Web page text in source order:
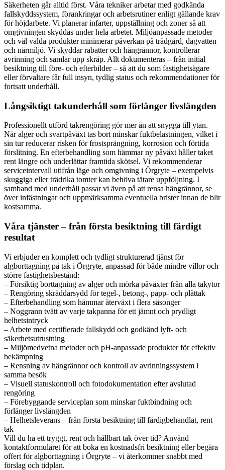
Säkerheten går alltid först. Våra tekniker arbetar med godkända
fallskyddssystem, förankringar och arbetsrutiner enligt gällande krav
för höjdarbete. Vi planerar infarter, uppställning och zoner så att
omgivningen skyddas under hela arbetet. Miljöanpassade metoder
och väl valda produkter minimerar påverkan på trädgård, dagvatten
och närmiljö. Vi skyddar rabatter och hängrännor, kontrollerar
avrinning och samlar upp skräp. Allt dokumenteras – från initial
besiktning till före- och efterbilder – så att du som fastighetsägare
eller förvaltare får full insyn, tydlig status och rekommendationer för
fortsatt underhåll.
Långsiktigt takunderhåll som förlänger livslängden
Professionellt utförd takrengöring gör mer än att snygga till ytan.
När alger och svartpåväxt tas bort minskar fuktbelastningen, vilket i
sin tur reducerar risken för frostsprängning, korrosion och förtida
förslitning. En efterbehandling som hämmar ny påväxt håller taket
rent längre och underlättar framtida skötsel. Vi rekommenderar
serviceintervall utifrån läge och omgivning i Örgryte – exempelvis
skuggiga eller trädrika tomter kan behöva tätare uppföljning. I
samband med underhåll passar vi även på att rensa hängrännor, se
över infästningar och uppmärksamma eventuella brister innan de blir
kostsamma.
Våra tjänster – från första besiktning till färdigt
resultat
Vi erbjuder en komplett och tydligt strukturerad tjänst för
algborttagning på tak i Örgryte, anpassad för både mindre villor och
större fastighetsbestånd:
– Försiktig borttagning av alger och mörka påväxter från alla takytor
– Rengöring skräddarsydd för tegel-, betong-, papp- och plåttak
– Efterbehandling som hämmar återväxt i flera säsonger
– Noggrann tvätt av varje takpanna för ett jämnt och prydligt
helhetsintryck
– Arbete med certifierade fallskydd och godkänd lyft- och
säkerhetsutrustning
– Miljömedvetna metoder och pH-anpassade produkter för effektiv
bekämpning
– Rensning av hängrännor och kontroll av avrinningssystem i
samma besök
– Visuell statuskontroll och fotodokumentation efter avslutad
rengöring
– Förebyggande serviceplan som minskar fuktbindning och
förlänger livslängden
– Helhetsleverans – från första besiktning till färdigbehandlat, rent
tak
Vill du ha ett tryggt, rent och hållbart tak över tid? Använd
kontaktformuläret för att boka en kostnadsfri besiktning eller begära
offert för algborttagning i Örgryte – vi återkommer snabbt med
förslag och tidplan.